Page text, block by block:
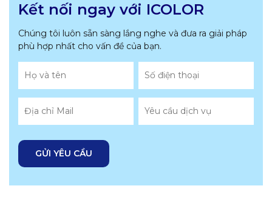
Kết nối ngay với ICOLOR
Chúng tôi luôn sẵn sàng lắng nghe và đưa ra giải pháp
phù hợp nhất cho vấn đề của bạn.